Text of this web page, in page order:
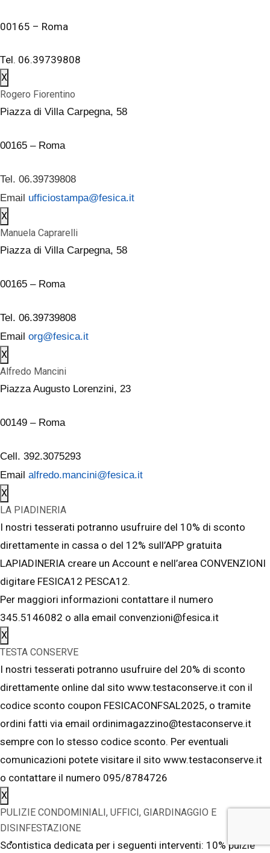
00165 – Roma
Tel. 06.39739808
X
Rogero Fiorentino
Piazza di Villa Carpegna, 58
00165 – Roma
Tel. 06.39739808
Email ufficiostampa@fesica.it
X
Manuela Caprarelli
Piazza di Villa Carpegna, 58
00165 – Roma
Tel. 06.39739808
Email org@fesica.it
X
Alfredo Mancini
Piazza Augusto Lorenzini, 23
00149 – Roma
Cell. 392.3075293
Email alfredo.mancini@fesica.it
X
LA PIADINERIA
I nostri tesserati potranno usufruire del 10% di sconto
direttamente in cassa o del 12% sull’APP gratuita
LAPIADINERIA creare un Account e nell’area CONVENZIONI
digitare FESICA12 PESCA12.
Per maggiori informazioni contattare il numero
345.5146082 o alla email convenzioni@fesica.it
X
TESTA CONSERVE
I nostri tesserati potranno usufruire del 20% di sconto
direttamente online dal sito www.testaconserve.it con il
codice sconto coupon FESICACONFSAL2025, o tramite
ordini fatti via email ordinimagazzino@testaconserve.it
sempre con lo stesso codice sconto. Per eventuali
comunicazioni potete visitare il sito www.testaconserve.it
o contattare il numero 095/8784726
X
PULIZIE CONDOMINIALI, UFFICI, GIARDINAGGIO E
DISINFESTAZIONE
Scontistica dedicata per i seguenti interventi: 10% pulzie